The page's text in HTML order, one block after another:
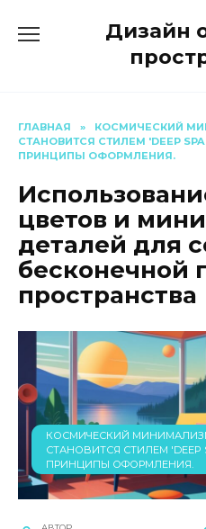
Дизайн
ГЛАВНАЯ »
КОСМИЧЕСКИЙ
СТАНОВИТСЯ СТИЛЕМ 'DEEP
ПРИНЦИПЫ ОФОРМЛЕНИЯ.
цветов и
деталей для
бесконечной
пространства
КОСМИЧЕСКИЙ
СТАНОВИТСЯ СТИЛЕМ 'DEEP
ПРИНЦИПЫ ОФОРМЛЕНИЯ.